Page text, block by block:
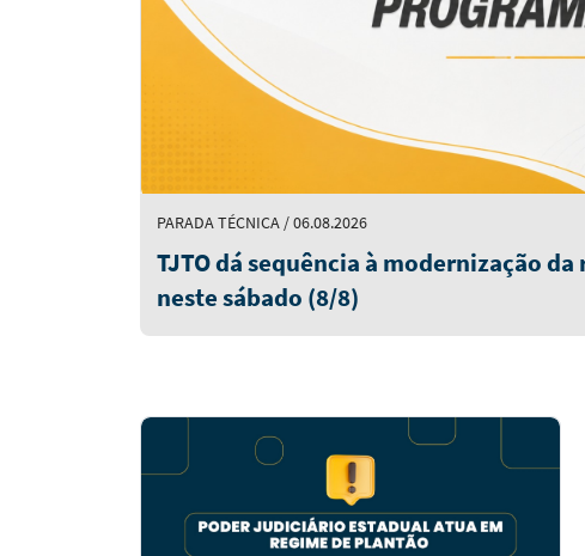
PARADA TÉCNICA / 06.08.2026
TJTO dá sequência à modernização
neste sábado (8/8)